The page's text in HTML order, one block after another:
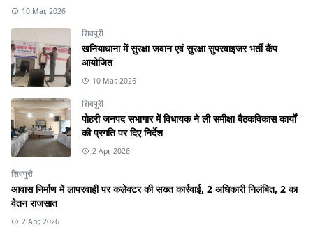
10 Mar, 2026
शिवपुरी
खनियाधाना में सुरक्षा जवान एवं सुरक्षा सुपरवाइजर भर्ती कैंप
आयोजित
10 Mar, 2026
शिवपुरी
पोहरी जनपद सभागार में विधायक ने ली समीक्षा बैठकविकास कार्यों
की प्रगति पर दिए निर्देश
2 Apr, 2026
शिवपुरी
आवास निर्माण में लापरवाही पर कलेक्टर की सख्त कार्रवाई, 2 अधिकारी निलंबित, 2 का
वेतन राजसात
2 Apr, 2026